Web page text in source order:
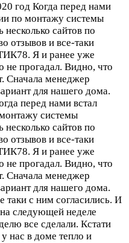
год Когда перед нами
по монтажу системы
сайтов по
отзывов и все-таки
Я и ранее уже
не прогадал. Видно, что
Сначала менеджер
для нашего дома.
перед нами встал
системы
сайтов по
отзывов и все-таки
Я и ранее уже
не прогадал. Видно, что
Сначала менеджер
для нашего дома.
таки с ним согласились. И
следующей неделе
все сделали. Кстати
у нас в доме тепло и